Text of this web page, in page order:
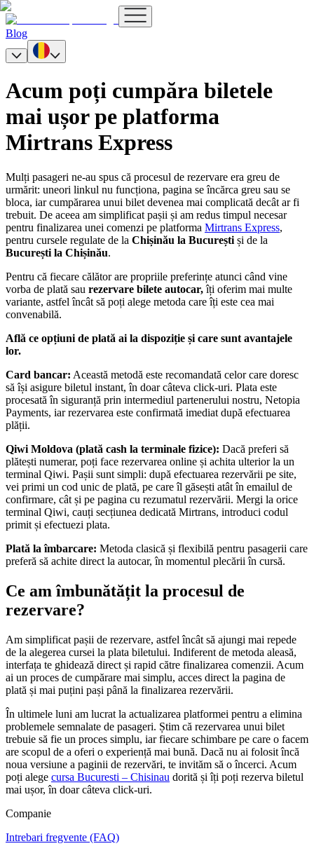
Blog
Acum poți cumpăra biletele
mai ușor pe platforma
Mirtrans Express
Mulți pasageri ne-au spus că procesul de rezervare era greu de
urmărit: uneori linkul nu funcționa, pagina se încărca greu sau se
bloca, iar cumpărarea unui bilet devenea mai complicată decât ar fi
trebuit. De aceea am simplificat pașii și am redus timpul necesar
pentru finalizarea unei comenzi pe platforma Mirtrans Express,
pentru cursele regulate de la Chișinău la București și de la
București la Chișinău.
Pentru că fiecare călător are propriile preferințe atunci când vine
vorba de plată sau rezervare bilete autocar,îți oferim mai multe
variante, astfel încât să poți alege metoda care îți este cea mai
convenabilă.
Află ce opțiuni de plată ai la dispoziție și care sunt avantajele
lor.
Card bancar: Această metodă este recomandată celor care doresc
să își asigure biletul instant, în doar câteva click-uri. Plata este
procesată în siguranță prin intermediul partenerului nostru, Netopia
Payments, iar rezervarea este confirmată imediat după efectuarea
plății.
Qiwi Moldova (plată cash la terminale fizice): Dacă preferi să
plătești numerar, poți face rezervarea online și achita ulterior la un
terminal Qiwi. Pașii sunt simpli: după efectuarea rezervării pe site,
vei primi un cod unic de plată, pe care îl găsești atât în emailul de
confirmare, cât și pe pagina cu rezumatul rezervării. Mergi la orice
terminal Qiwi, cauți secțiunea dedicată Mirtrans, introduci codul
primit și efectuezi plata.
Plată la îmbarcare: Metoda clasică și flexibilă pentru pasagerii care
preferă să achite direct la autocar, în momentul plecării în cursă.
Ce am îmbunătățit la procesul de
rezervare?
Am simplificat pașii de rezervare, astfel încât să ajungi mai repede
de la alegerea cursei la plata biletului. Indiferent de metoda aleasă,
interfața te ghidează direct și rapid către finalizarea comenzii. Acum
ai un proces de cumpărare mai simplu, acces direct la pagina de
plată și mai puțini pași până la finalizarea rezervării.
În ultimele luni am lucrat la actualizarea platformei pentru a elimina
problemele semnalate de pasageri. Știm că rezervarea unui bilet
trebuie să fie un proces simplu, iar fiecare schimbare pe care o facem
are scopul de a oferi o experiență mai bună. Dacă nu ai folosit încă
noua versiune a paginii de rezervări, te invităm să o încerci. Acum
poți alege cursa Bucuresti – Chisinau dorită și îți poți rezerva biletul
mai ușor, în doar câteva click-uri.
Companie
Intrebari fregvente (FAQ)